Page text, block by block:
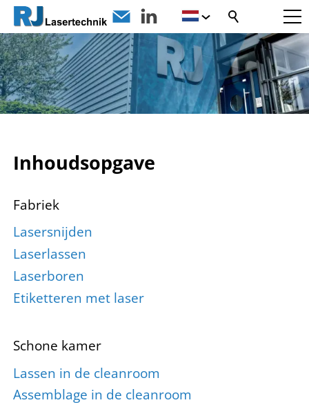
Inhoudsopgave
Fabriek
Lasersnijden
Laserlassen
Laserboren
Etiketteren met laser
Schone kamer
Lassen in de cleanroom
Assemblage in de cleanroom